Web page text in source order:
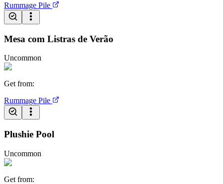
Rummage Pile
Mesa com Listras de Verão
Uncommon
Get from:
Rummage Pile
Plushie Pool
Uncommon
Get from: